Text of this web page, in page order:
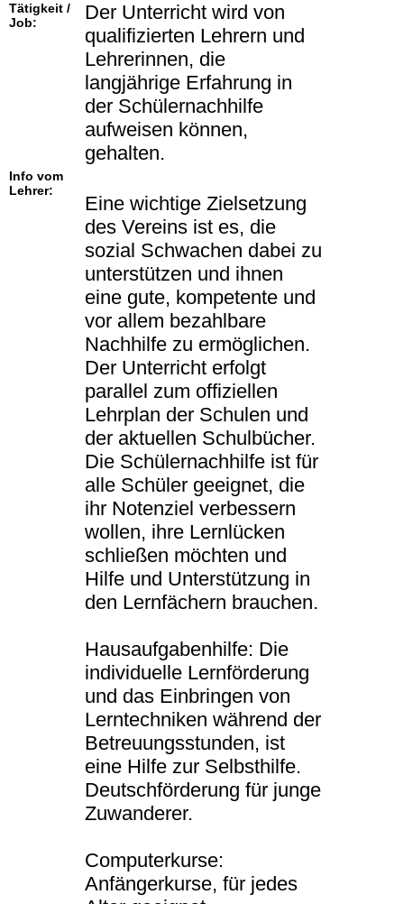
Tätigkeit /
Job:
Der Unterricht wird von
qualifizierten Lehrern und
Lehrerinnen, die
langjährige Erfahrung in
der Schülernachhilfe
aufweisen können,
gehalten.
Info vom
Lehrer:
Eine wichtige Zielsetzung
des Vereins ist es, die
sozial Schwachen dabei zu
unterstützen und ihnen
eine gute, kompetente und
vor allem bezahlbare
Nachhilfe zu ermöglichen.
Der Unterricht erfolgt
parallel zum offiziellen
Lehrplan der Schulen und
der aktuellen Schulbücher.
Die Schülernachhilfe ist für
alle Schüler geeignet, die
ihr Notenziel verbessern
wollen, ihre Lernlücken
schließen möchten und
Hilfe und Unterstützung in
den Lernfächern brauchen.
Hausaufgabenhilfe: Die
individuelle Lernförderung
und das Einbringen von
Lerntechniken während der
Betreuungsstunden, ist
eine Hilfe zur Selbsthilfe.
Deutschförderung für junge
Zuwanderer.
Computerkurse:
Anfängerkurse, für jedes